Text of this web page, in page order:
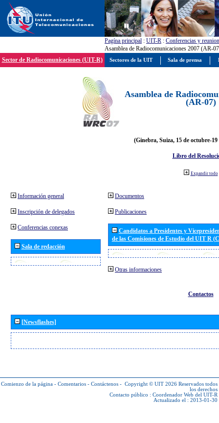
Pagína principal : UIT-R : Conferencias y
Asamblea de Radiocomunicaciones 2007 (AR-
Sector de Radiocomunicaciones (UIT-R)
Asamblea de
(AR-07)
(Ginebra, Suiza, 15 de octubre-19
Libro del
Expandir todo
Información general
Inscripción de delegados
Conferencias conexas
Sala de redacción
Documentos
Publicaciones
Candidatos a Presidentes y
de las Comisiones de Estudio del UIT R
Otras informaciones
Contactos
[Newsflashes]
Comienzo de la página - Comentarios - Contáctenos - Copyright © UIT 2026 Reservados todos
los derechos
Contacto público : Coordenador Web del UIT-R
Actualizado el : 2013-01-30
Sectores de la UIT Sala de prensa